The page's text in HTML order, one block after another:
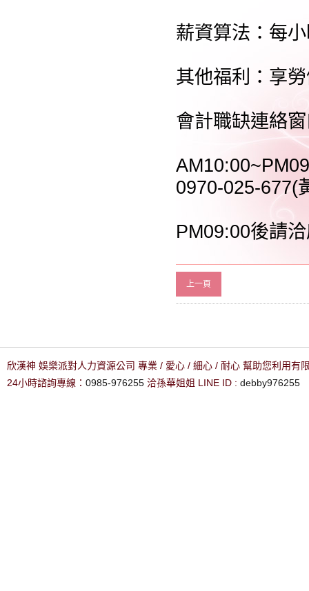
薪資算法：每
其他福利：享
會計職缺連絡
0970-025-677(
PM09:00後請
上一頁
欣漢神 娛樂派對人力資源公司 專業 / 愛心 / 細心 / 耐心 幫助您利用有
24小時諮詢專線： 0985-976255 洽孫華姐姐 LINE ID : debby976255